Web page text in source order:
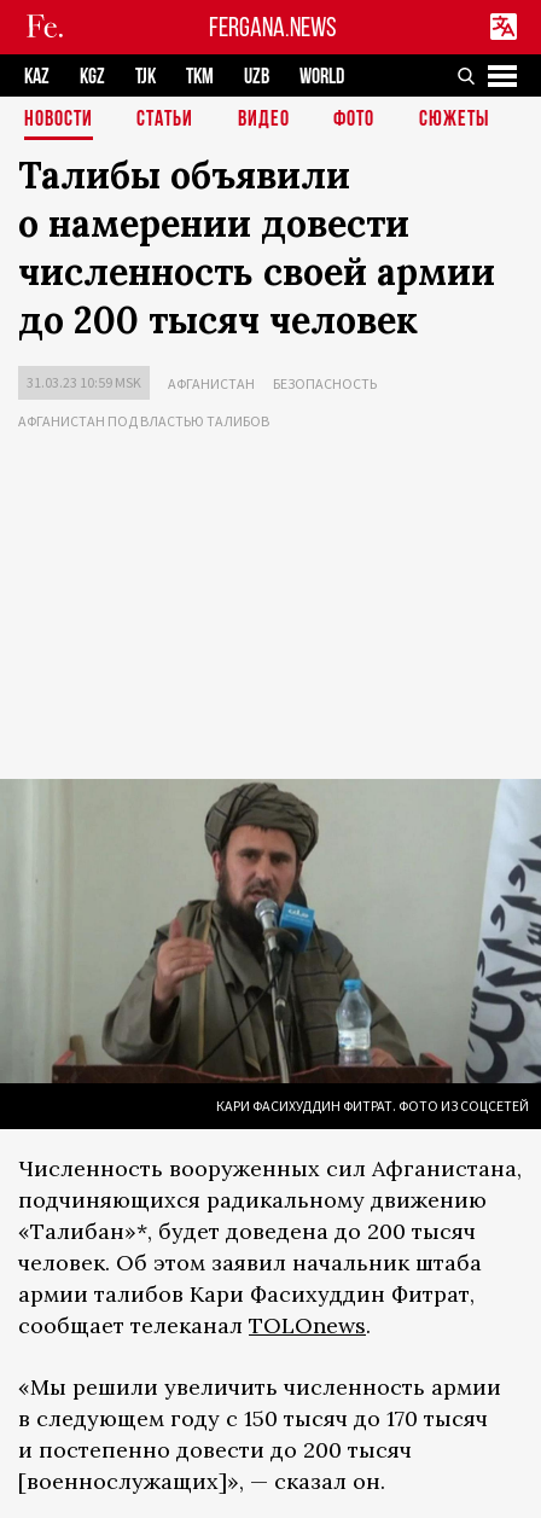
FERGANA.NEWS
KAZ KGZ TJK TKM UZB
WORLD
НОВОСТИ
СТАТЬИ ВИДЕО ФОТО СЮЖЕТЫ
Талибы объявили
о намерении довести
численность своей армии
до 200 тысяч человек
31.03.23 10:59 MSK АФГАНИСТАН БЕЗОПАСНОСТЬ
АФГАНИСТАН ПОД ВЛАСТЬЮ ТАЛИБОВ
КАРИ ФАСИХУДДИН ФИТРАТ. ФОТО ИЗ СОЦСЕТЕЙ
Численность вооруженных сил Афганистана,
подчиняющихся радикальному движению
«Талибан»*, будет доведена до 200 тысяч
человек. Об этом заявил начальник штаба
армии талибов Кари Фасихуддин Фитрат,
сообщает телеканал TOLOnews.
«Мы решили увеличить численность армии
в следующем году с 150 тысяч до 170 тысяч
и постепенно довести до 200 тысяч
[военнослужащих]», — сказал он.